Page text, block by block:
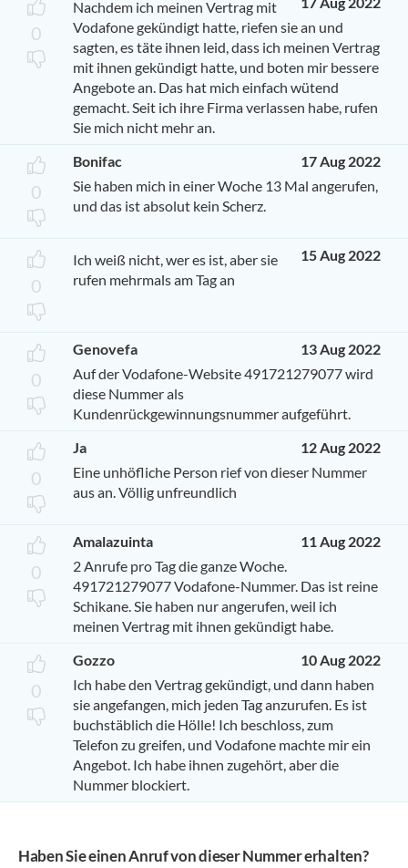
0
Nachdem ich meinen Vertrag mit
Vodafone gekündigt hatte, riefen sie an und
sagten, es täte ihnen leid, dass ich meinen Vertrag
mit ihnen gekündigt hatte, und boten mir bessere
Angebote an. Das hat mich einfach wütend
gemacht. Seit ich ihre Firma verlassen habe, rufen
Sie mich nicht mehr an.
0
Bonifac
17 Aug 2022
Sie haben mich in einer Woche 13 Mal angerufen,
und das ist absolut kein Scherz.
0
15 Aug 2022
Ich weiß nicht, wer es ist, aber sie
rufen mehrmals am Tag an
0
Genovefa
13 Aug 2022
Auf der Vodafone-Website 491721279077 wird
diese Nummer als
Kundenrückgewinnungsnummer aufgeführt.
0
Ja
12 Aug 2022
Eine unhöfliche Person rief von dieser Nummer
aus an. Völlig unfreundlich
0
Amalazuinta
11 Aug 2022
2 Anrufe pro Tag die ganze Woche.
491721279077 Vodafone-Nummer. Das ist reine
Schikane. Sie haben nur angerufen, weil ich
meinen Vertrag mit ihnen gekündigt habe.
0
Gozzo
10 Aug 2022
Ich habe den Vertrag gekündigt, und dann haben
sie angefangen, mich jeden Tag anzurufen. Es ist
buchstäblich die Hölle! Ich beschloss, zum
Telefon zu greifen, und Vodafone machte mir ein
Angebot. Ich habe ihnen zugehört, aber die
Nummer blockiert.
Haben Sie einen Anruf von dieser Nummer erhalten?